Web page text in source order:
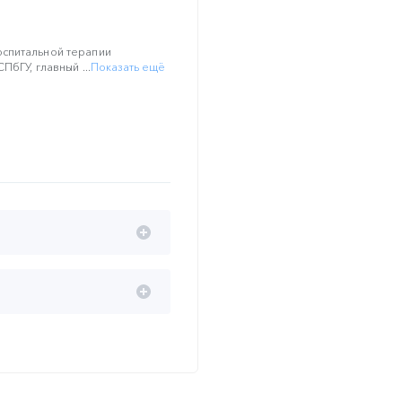
терапии
главный ...Показать ещё